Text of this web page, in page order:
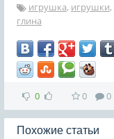
игрушка, игрушки,
глина
0 0 0
Похожие статьи